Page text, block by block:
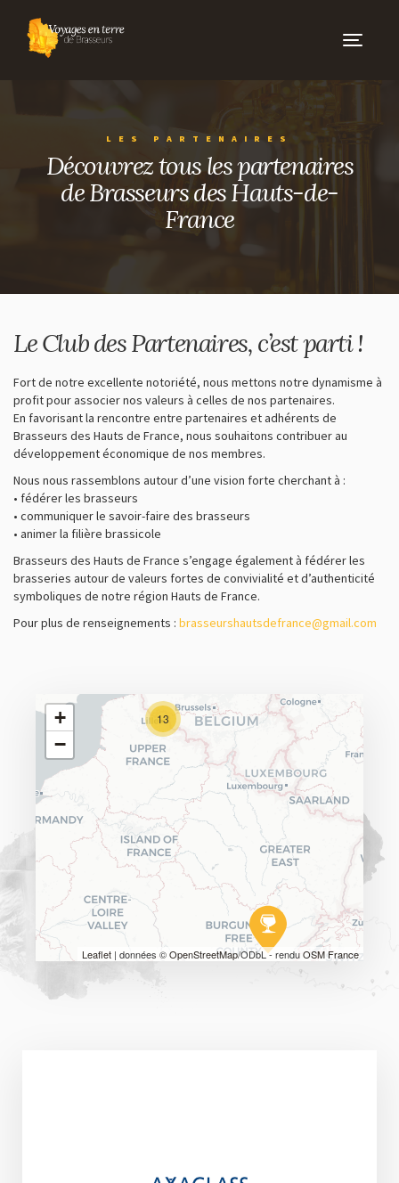
Toggle
CARNETS DE VOYAGE
LES BRASSEURS
NOS BRASSEURS
AUTOUR DES BRASSERIES
BARS ET CAVES À BIÈRES
CULTURE & LOISIRS
HÉBERGEMENT
RESTAURATION ET ESTAMINETS
VOYAGES EN BIÈROLOGIE
LES PARTENAIRES
Découvrez tous les partenaires
de Brasseurs des Hauts-de-
France
Le Club des Partenaires, c’est parti !
Fort de notre excellente notoriété, nous mettons notre dynamisme à
profit pour associer nos valeurs à celles de nos partenaires.
En favorisant la rencontre entre partenaires et adhérents de
Brasseurs des Hauts de France, nous souhaitons contribuer au
développement économique de nos membres.
Nous nous rassemblons autour d’une vision forte cherchant à :
• fédérer les brasseurs
• communiquer le savoir-faire des brasseurs
• animer la filière brassicole
Brasseurs des Hauts de France s’engage également à fédérer les
brasseries autour de valeurs fortes de convivialité et d’authenticité
symboliques de notre région Hauts de France.
Pour plus de renseignements : brasseurshautsdefrance@gmail.com
13
+
−
Leaflet | données ©OpenStreetMap/ODbL - renduOSM France